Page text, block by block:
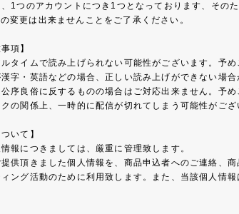
、1つのアカウントにつき1つとなっております、そ
変更は出来ませんことをご了承ください。
項】
タイムで読み上げられない可能性がございます。予め
漢字・英語などの場合、正しい読み上げができない場合
公序良俗に反するものの場合はご対応出来ません。予め
の関係上、一時的に配信が切れてしまう可能性がござ
いて】
報につきましては、厳重に管理致します。
供頂きました個人情報を、商品申込者へのご連絡、
ング活動のために利用致します。また、当該個人情